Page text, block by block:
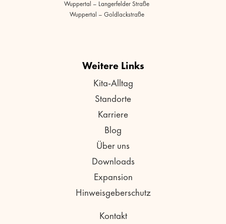
Wuppertal – Langerfelder Straße
Wuppertal – Goldlackstraße
Weitere Links
Kita-Alltag
Standorte
Karriere
Blog
Über uns
Downloads
Expansion
Hinweisgeberschutz
Kontakt